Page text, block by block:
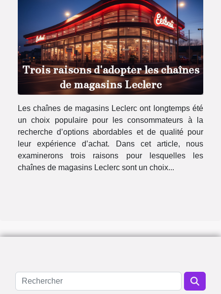
Trois raisons d'adopter les chaînes
de magasins Leclerc
Les chaînes de magasins Leclerc ont longtemps été
un choix populaire pour les consommateurs à la
recherche d’options abordables et de qualité pour
leur expérience d’achat. Dans cet article, nous
examinerons trois raisons pour lesquelles les
chaînes de magasins Leclerc sont un choix...